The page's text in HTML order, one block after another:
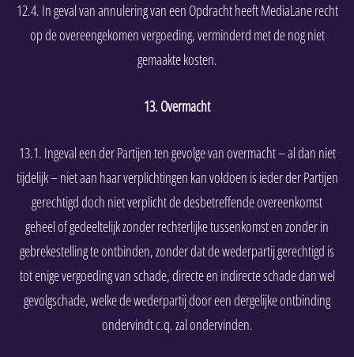
12.4. In geval van annulering van een Opdracht heeft MediaLane recht
op de overeengekomen vergoeding, verminderd met de nog niet
gemaakte kosten.
13. Overmacht
13.1. Ingeval een der Partijen ten gevolge van overmacht – al dan niet
tijdelijk – niet aan haar verplichtingen kan voldoen is ieder der Partijen
gerechtigd doch niet verplicht de desbetreffende overeenkomst
geheel of gedeeltelijk zonder rechterlijke tussenkomst en zonder in
gebrekestelling te ontbinden, zonder dat de wederpartij gerechtigd is
tot enige vergoeding van schade, directe en indirecte schade dan wel
gevolgschade, welke de wederpartij door een dergelijke ontbinding
ondervindt c.q. zal ondervinden.